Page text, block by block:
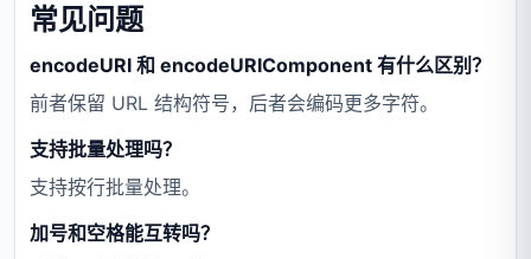
常见问题
encodeURI 和 encodeURIComponent 有什么区别？
前者保留 URL 结构符号，后者会编码更多字符。
支持批量处理吗？
支持按行批量处理。
加号和空格能互转吗？